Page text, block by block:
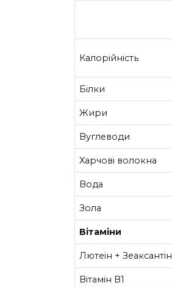
Калорійність
Білки
Жири
Вуглеводи
Харчові волокна
Вода
Зола
Вітаміни
Лютеін + Зеаксантін
Вітамін В1